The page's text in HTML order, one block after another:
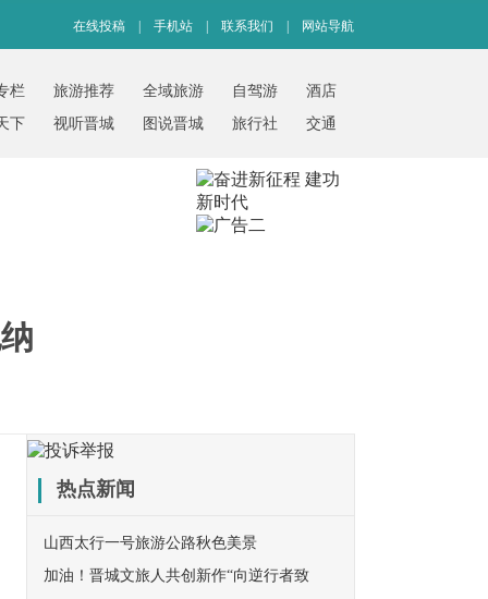
在线投稿 手机站 联系我们 网站导航
栏 旅游推荐 全域旅游 自驾游
酒店
下
视听晋城 图说晋城 旅行社 交通
热点新闻
山西太行一号旅游公路秋色美景
加油！晋城文旅人共创新作“向逆行者致